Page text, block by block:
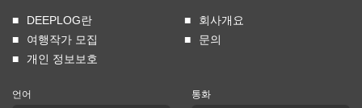
DEEPLOG란
회사개요
여행작가 모집
문의
개인 정보보호
언어 통화